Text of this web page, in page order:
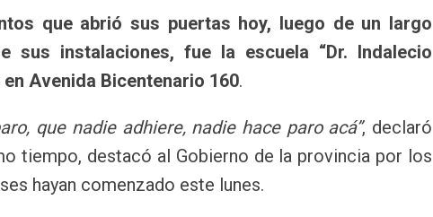
que abrió sus puertas hoy, luego de un largo
sus instalaciones, fue la escuela “Dr. Indalecio
en Avenida Bicentenario 160.
que nadie adhiere, nadie hace paro acá”, declaró
tiempo, destacó al Gobierno de la provincia por los
hayan comenzado este lunes.